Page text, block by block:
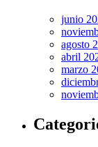
junio
agosto
abril
marzo